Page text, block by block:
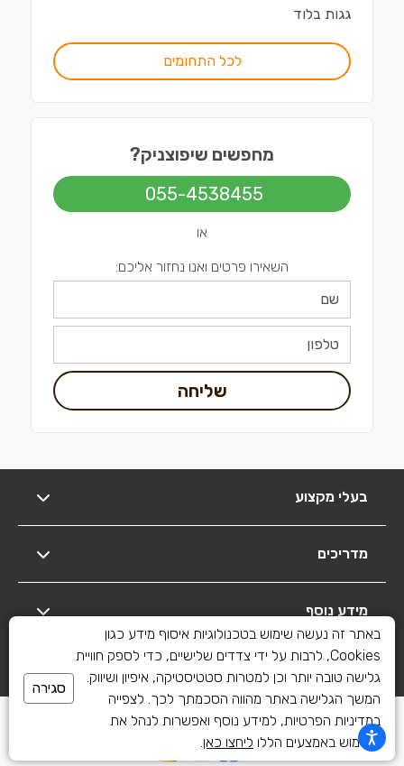
גגות בלוד
לכל התחומים
מחפשים שיפוצניק?
055-4538455
או
השאירו פרטים ואנו נחזור אליכם:
שליחה
בעלי מקצוע
מדריכים
מידע נוסף
יצירת קשר
כל הזכויות שמורות לשיפוצים פלוס 2010-2026
באתר זה נעשה שימוש בטכנולוגיות איסוף מידע כגון
Cookies, לרבות על ידי צדדים שלישיים, כדי לספק חוויית
גלישה טובה יותר וכן למטרות סטטיסטיקה, איפיון ושיווק.
המשך הגלישה באתר מהווה הסכמתך לכך. לצפייה
במדיניות הפרטיות, למידע נוסף ואפשרות לנהל את
השימוש באמצעים הללו ליחצו כאן.
סגירה